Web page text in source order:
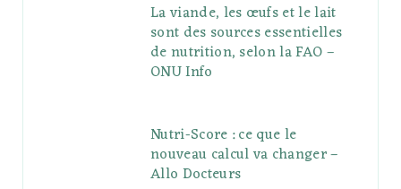
La viande, les œufs et le lait
sont des sources essentielles
de nutrition, selon la FAO –
ONU Info
Nutri-Score : ce que le
nouveau calcul va changer –
Allo Docteurs